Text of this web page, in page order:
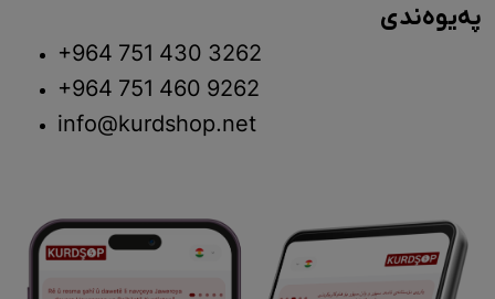
پەیوەندی
+964 751 430 3262
+964 751 460 9262
info@kurdshop.net